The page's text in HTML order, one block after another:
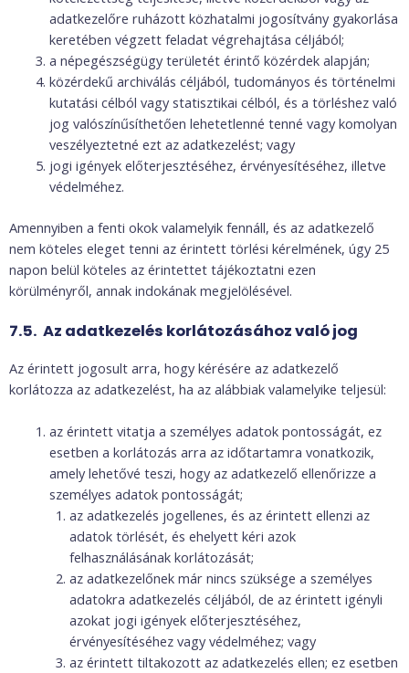
adatkezelőre ruházott közhatalmi jogosítvány gyakorlása
keretében végzett feladat végrehajtása céljából;
a népegészségügy területét érintő közérdek alapján;
közérdekű archiválás céljából, tudományos és történelmi
kutatási célból vagy statisztikai célból, és a törléshez való
jog valószínűsíthetően lehetetlenné tenné vagy komolyan
veszélyeztetné ezt az adatkezelést; vagy
jogi igények előterjesztéséhez, érvényesítéséhez, illetve
védelméhez.
Amennyiben a fenti okok valamelyik fennáll, és az adatkezelő
nem köteles eleget tenni az érintett törlési kérelmének, úgy 25
napon belül köteles az érintettet tájékoztatni ezen
körülményről, annak indokának megjelölésével.
7.5. Az adatkezelés korlátozásához való jog
Az érintett jogosult arra, hogy kérésére az adatkezelő
korlátozza az adatkezelést, ha az alábbiak valamelyike teljesül:
az érintett vitatja a személyes adatok pontosságát, ez
esetben a korlátozás arra az időtartamra vonatkozik,
amely lehetővé teszi, hogy az adatkezelő ellenőrizze a
személyes adatok pontosságát;
az adatkezelés jogellenes, és az érintett ellenzi az
adatok törlését, és ehelyett kéri azok
felhasználásának korlátozását;
az adatkezelőnek már nincs szüksége a személyes
adatokra adatkezelés céljából, de az érintett igényli
azokat jogi igények előterjesztéséhez,
érvényesítéséhez vagy védelméhez; vagy
az érintett tiltakozott az adatkezelés ellen; ez esetben